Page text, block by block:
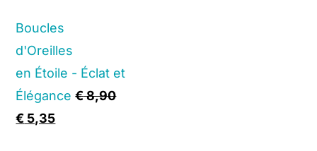
was:
€ 12,90.
is:
€ 7,75.
Boucles
d'Oreilles
en Étoile - Éclat et
Élégance €8,90
Original
€ 5,35Current